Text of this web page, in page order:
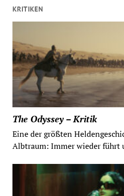
KRITIKEN
The Odyssey – Kritik
Eine der größten
Albtraum: Immer wieder führt